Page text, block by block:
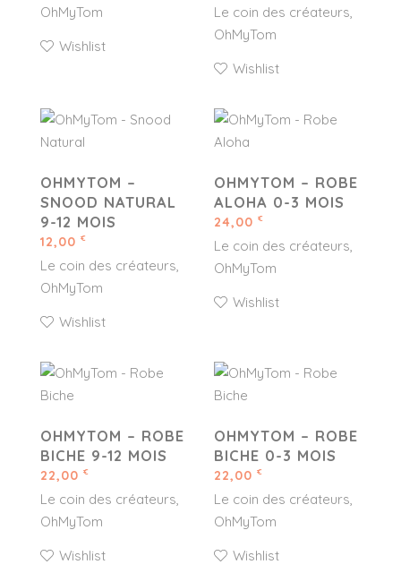
OhMyTom
Wishlist
Le coin des créateurs
OhMyTom
Wishlist
OHMYTOM –
SNOOD NATURAL
9-12 MOIS
12,00 €
Le coin des créateurs
OhMyTom
Wishlist
OHMYTOM – ROBE
ALOHA 0-3 MOIS
24,00 €
Le coin des créateurs
OhMyTom
Wishlist
OHMYTOM – ROBE
BICHE 9-12 MOIS
22,00 €
Le coin des créateurs
OhMyTom
Wishlist
OHMYTOM – ROBE
BICHE 0-3 MOIS
22,00 €
Le coin des créateurs
OhMyTom
Wishlist